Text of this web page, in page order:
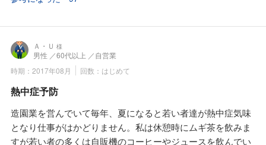
その活血化瘀に役立つ動物性生薬には䗪蟲(シナゴキブリ)・
お薬手帳に載っている「処方せん薬」についても詳しく説明
して戴き推奨されたものは「婦宝当帰膠」と「水蛭(ヒル)エ
キス粒」でした。
婦宝当帰膠は血液の量を増やし、血液循環を促進する歴史の
ある漢方薬です。
これは娘がアトピー性皮膚疾患の改善する時に飲んでいまし
たし今も定期的に『正食』の礎になると言う『バイオリンク
「バイオリンク粒」、そして緊急時には「私の作った救急セ
いるBCExエキスは身体を構成している60兆個の個々の細胞
の中にある発電所のようなミトコンドリアを元気にする事が
できるとのこと。一人で生活しているので簡単には「味噌
汁・御飯・糠漬け」のような『正食』は維持出来ないから出
～15粒程度飲んだに『正食』維持に期待ができるとのこと。
主人が「 バイオリンクBCEx顆粒」を飲んでいて本当に元気
Ａ・Ｕ 様
男性 ／60代以上 ／自営業
時期：2017年08月
回数：はじめて
熱中症予防
造園業を営んでいて毎年、夏になると若い者達が熱中症気味
となり仕事がはかどりません。私は休憩時にムギ茶を飲みま
すが若い者の多くは自販機のコーヒーやジュースを飲んでい